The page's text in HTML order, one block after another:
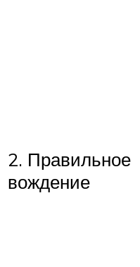
2. Правильное
вождение